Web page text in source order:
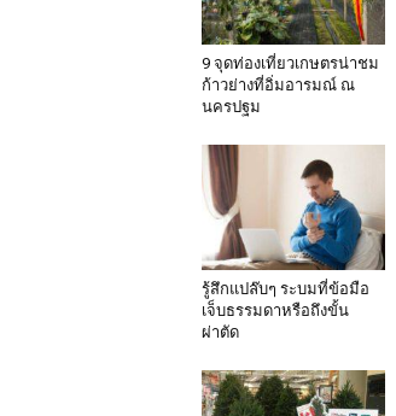
9 จุดท่องเที่ยวเกษตรน่าชม
ก้าวย่างที่อิ่มอารมณ์ ณ
นครปฐม
รู้สึกแปล๊บๆ ระบมที่ข้อมือ
เจ็บธรรมดาหรือถึงขั้น
ผ่าตัด